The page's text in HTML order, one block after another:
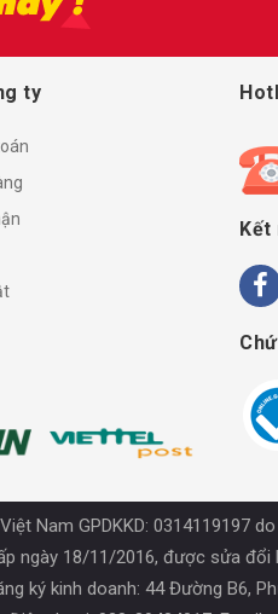
ty
Kết
Nam GPDKKD: 0314119197
ngày 18/11/2016, được sửa đổi
ký kinh doanh: 44 Đường B6,